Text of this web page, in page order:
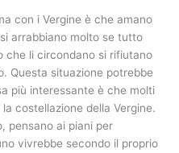
con i Vergine è che amano
arrabbiano molto se tutto
che li circondano si rifiutano
Questa situazione potrebbe
più interessante è che molti
costellazione della Vergine.
pensano ai piani per
vivrebbe secondo il proprio